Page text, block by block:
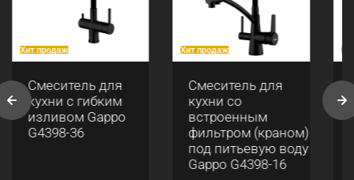
Хит продаж
Смеситель для
кухни с гибким
изливом Gappo
G4398-36
Хит продаж
Смеситель для
кухни со
встроенным
фильтром (краном)
под питьевую воду
Gappo G4398-16